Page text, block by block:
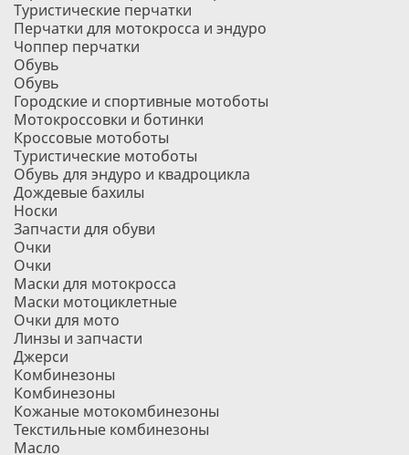
Туристические перчатки
Перчатки для мотокросса и эндуро
Чоппер перчатки
Обувь
Обувь
Городские и спортивные мотоботы
Мотокроссовки и ботинки
Кроссовые мотоботы
Туристические мотоботы
Обувь для эндуро и квадроцикла
Дождевые бахилы
Носки
Запчасти для обуви
Очки
Очки
Маски для мотокросса
Маски мотоциклетные
Очки для мото
Линзы и запчасти
Джерси
Комбинезоны
Комбинезоны
Кожаные мотокомбинезоны
Текстильные комбинезоны
Масло